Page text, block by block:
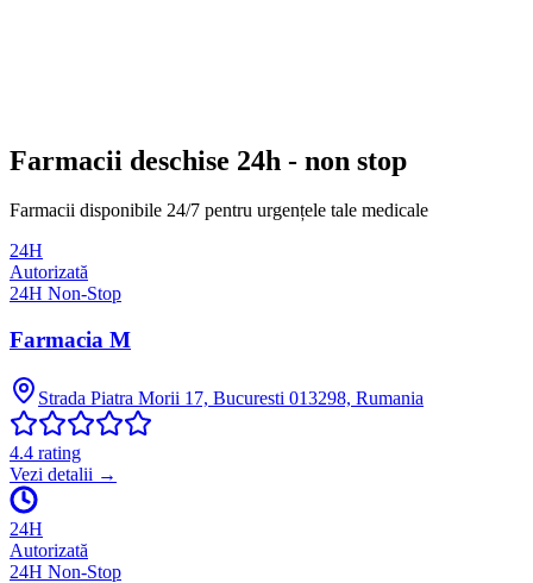
Farmacii deschise 24h - non stop
Farmacii disponibile 24/7 pentru urgențele tale medicale
24H
Autorizată
24H Non-Stop
Farmacia M
Strada Piatra Morii 17, Bucuresti 013298, Rumania
4.4 rating
Vezi detalii →
24H
Autorizată
24H Non-Stop